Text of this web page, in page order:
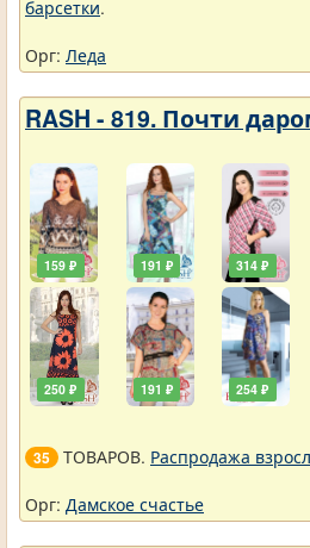
барсетки.
Орг: Леда
RASH - 819. Почти
159 ₽
250 ₽
191 ₽
191 ₽
314 ₽
254 ₽
35 ТОВАРОВ. Распродажа
Орг: Дамское счастье